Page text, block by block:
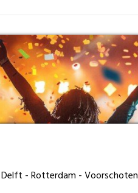
Delft - Rotterdam - Voorschoten